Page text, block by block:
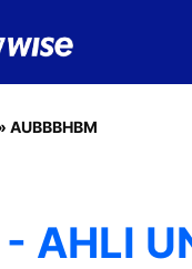
AUBBBHBM
AHLI